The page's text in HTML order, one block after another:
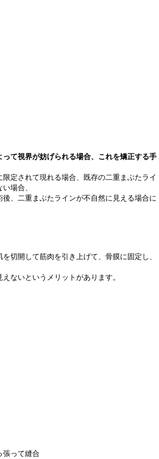
て視界が妨げられる場合、これを矯正する手
定されて現れる場合、既存の二重まぶたライ
場合、
、二重まぶたラインが不自然に見える場合に
切開して筋肉を引き上げて、骨膜に固定し、
ないというメリットがあります。
張って縫合